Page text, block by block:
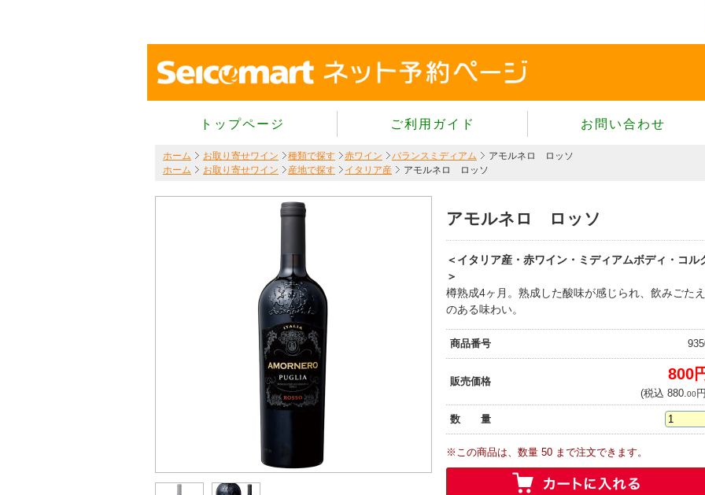
トップページ ご利用ガイド
当サイトについて
個人情報保護方針
サイトのご利用規約
特定商取引法に基づく表示
お問い合わせ
ホーム お取り寄せワイン 種類で探す 赤ワイン バランスミディアム
アモルネロ ロッソ
ホーム
お取り寄せワイン 産地で探す イタリア産 アモルネロ ロッソ
アモルネロ ロッソ
＜イタリア産・赤ワイン・ミディアムボディ・コル
＞
樽熟成4ヶ月。熟成した酸味が感じられ、飲みごたえ
のある味わい。
商品番号
販売価格 800
(税込 880.00
数 量
※この商品は、数量 50 まで注文できます。